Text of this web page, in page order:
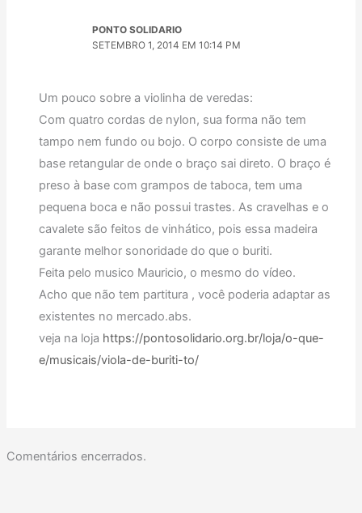
PONTO SOLIDARIO
SETEMBRO 1, 2014 EM 10:14 PM
Um pouco sobre a violinha de veredas:
Com quatro cordas de nylon, sua forma não tem
tampo nem fundo ou bojo. O corpo consiste de uma
base retangular de onde o braço sai direto. O braço é
preso à base com grampos de taboca, tem uma
pequena boca e não possui trastes. As cravelhas e o
cavalete são feitos de vinhático, pois essa madeira
garante melhor sonoridade do que o buriti.
Feita pelo musico Mauricio, o mesmo do vídeo.
Acho que não tem partitura , você poderia adaptar as
existentes no mercado.abs.
veja na loja https://pontosolidario.org.br/loja/o-que-
e/musicais/viola-de-buriti-to/
Comentários encerrados.